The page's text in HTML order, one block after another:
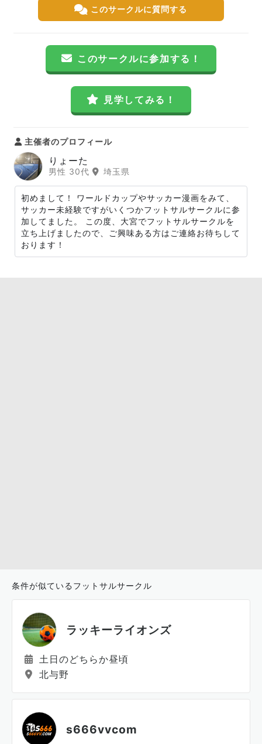
このサークルに質問する
このサークルに参加する！
見学してみる！
主催者のプロフィール
りょーた
男性 30代 埼玉県
初めまして！ ワールドカップやサッカー漫画をみて、
サッカー未経験ですがいくつかフットサルサークルに参
加してました。 この度、大宮でフットサルサークルを
立ち上げましたので、ご興味ある方はご連絡お待ちして
おります！
条件が似ているフットサルサークル
ラッキーライオンズ
土日のどちらか昼頃
北与野
s666vvcom